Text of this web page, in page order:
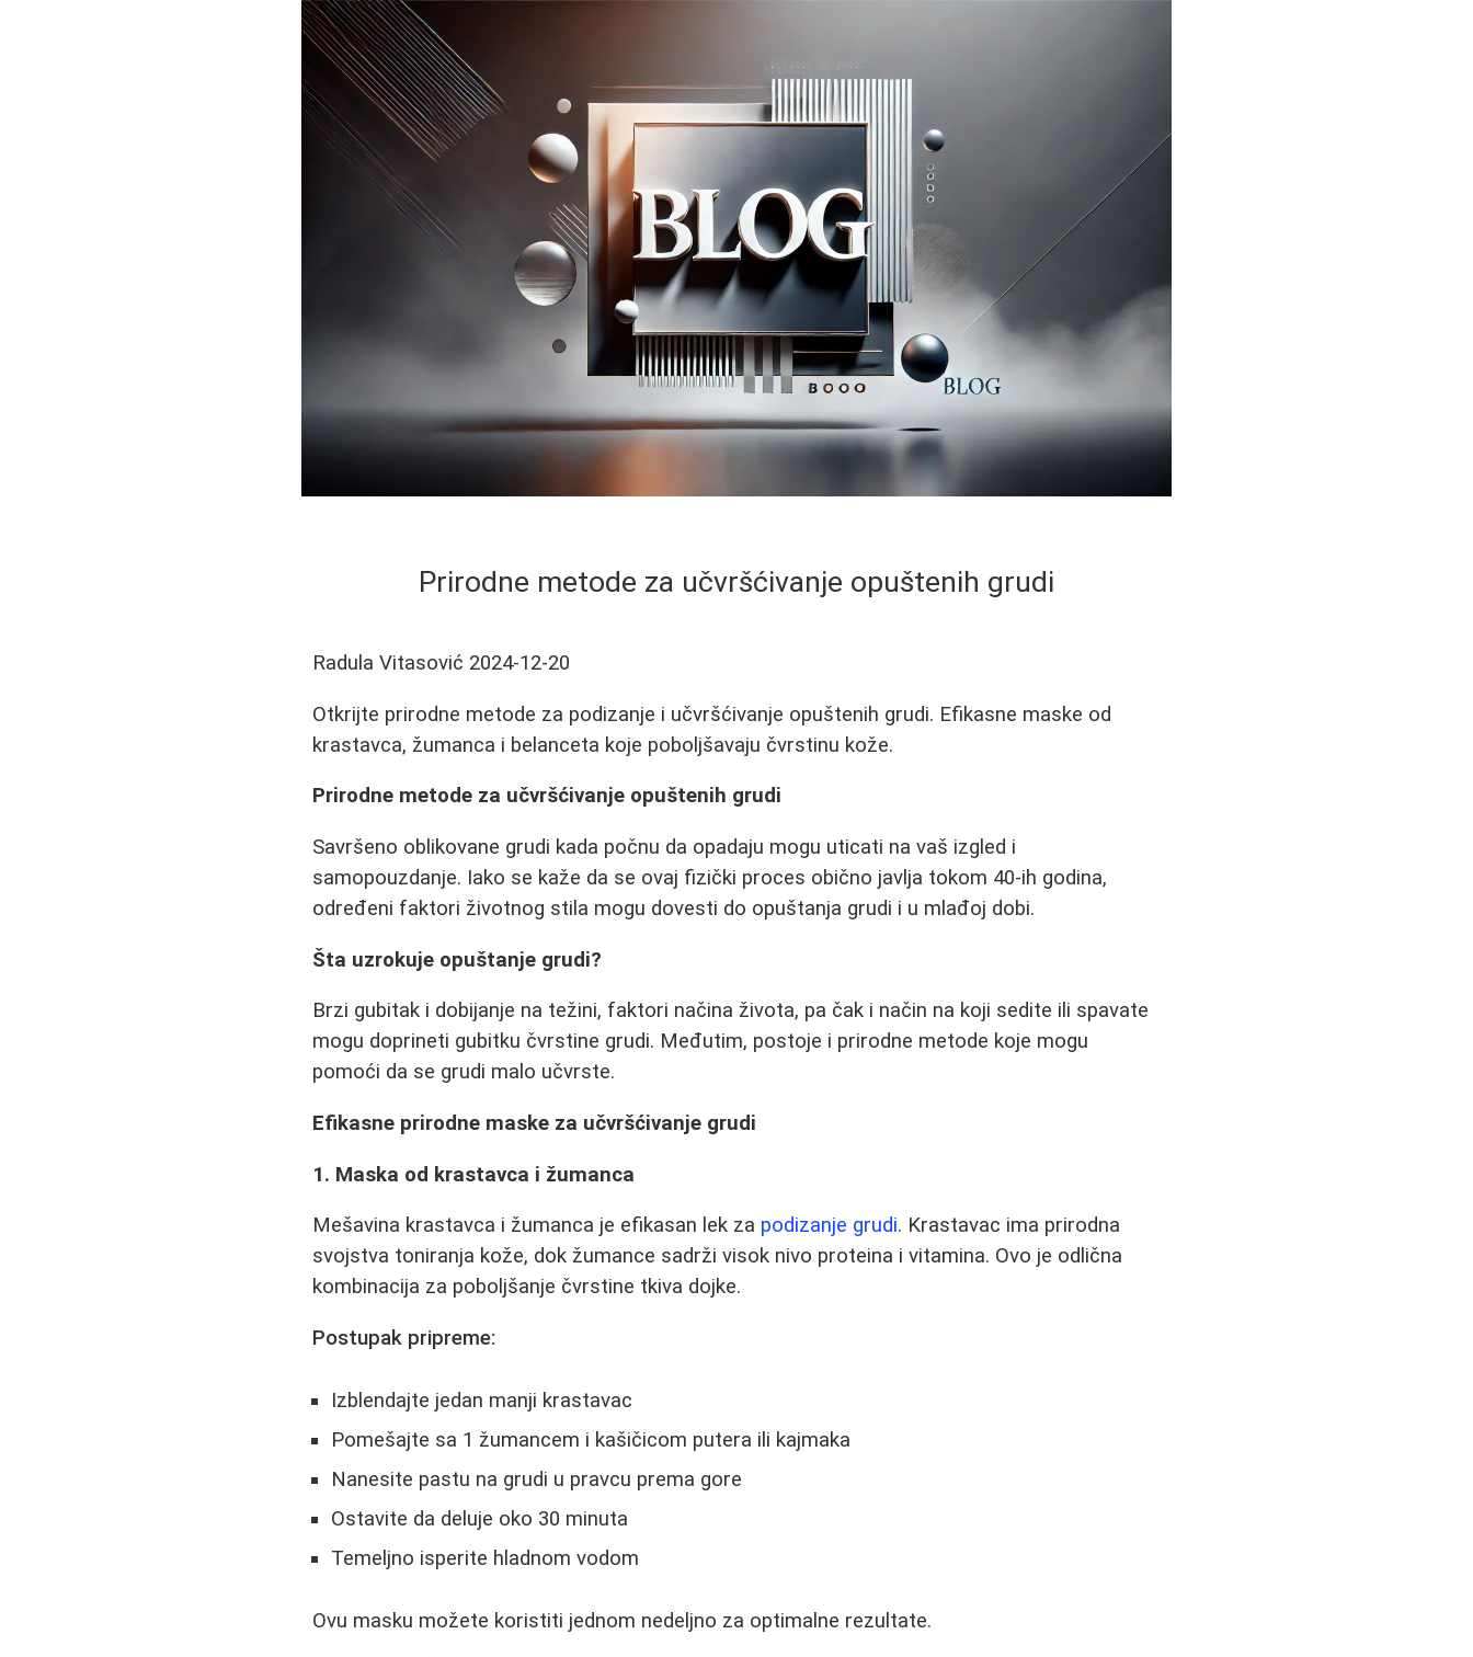
Prirodne metode za učvršćivanje opuštenih grudi
Radula Vitasović 2024-12-20
Otkrijte prirodne metode za podizanje i učvršćivanje opuštenih grudi. Efikasne maske od
krastavca, žumanca i belanceta koje poboljšavaju čvrstinu kože.
Prirodne metode za učvršćivanje opuštenih grudi
Savršeno oblikovane grudi kada počnu da opadaju mogu uticati na vaš izgled i
samopouzdanje. Iako se kaže da se ovaj fizički proces obično javlja tokom 40-ih godina,
određeni faktori životnog stila mogu dovesti do opuštanja grudi i u mlađoj dobi.
Šta uzrokuje opuštanje grudi?
Brzi gubitak i dobijanje na težini, faktori načina života, pa čak i način na koji sedite ili spavate
mogu doprineti gubitku čvrstine grudi. Međutim, postoje i prirodne metode koje mogu
pomoći da se grudi malo učvrste.
Efikasne prirodne maske za učvršćivanje grudi
1. Maska od krastavca i žumanca
Mešavina krastavca i žumanca je efikasan lek za podizanje grudi. Krastavac ima prirodna
svojstva toniranja kože, dok žumance sadrži visok nivo proteina i vitamina. Ovo je odlična
kombinacija za poboljšanje čvrstine tkiva dojke.
Postupak pripreme:
Izblendajte jedan manji krastavac
Pomešajte sa 1 žumancem i kašičicom putera ili kajmaka
Nanesite pastu na grudi u pravcu prema gore
Ostavite da deluje oko 30 minuta
Temeljno isperite hladnom vodom
Ovu masku možete koristiti jednom nedeljno za optimalne rezultate.